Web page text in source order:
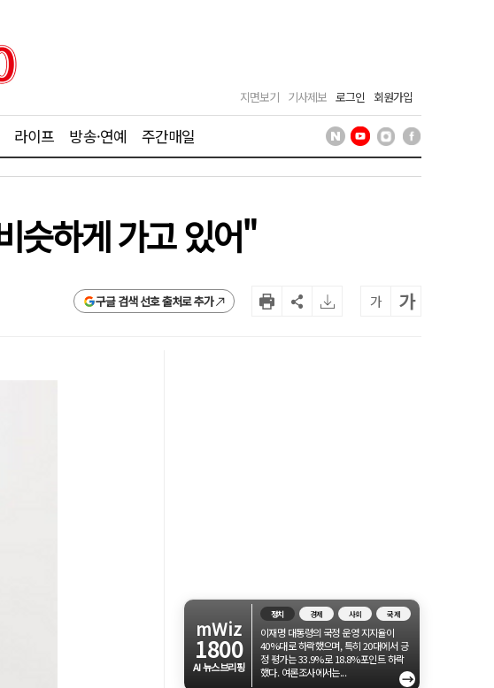
지면보기 기사제보 로그인 회원가입
라이프 방송·연예 주간매일
슷하게 가고 있어"
구글 검색 선호 출처로 추가 가 가
mWiz
1800
AI 뉴스브리핑
정치 경제 사회 국제
이재명 대통령의 국정 운영 지지율이
40%대로 하락했으며, 특히 20대에서 긍
정 평가는 33.9%로 18.8%포인트 하락
했다. 여론조사에서는...
→